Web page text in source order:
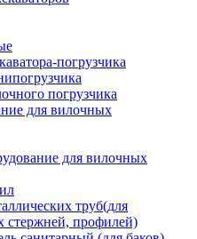
погрузчика
погрузчика
для вилочных
для вилочных
труб(для
стержней, профилей)